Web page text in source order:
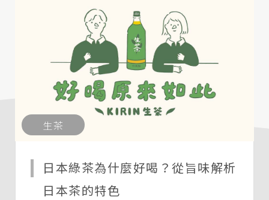
生茶
日本綠茶為什麼好喝？從旨味解析
日本茶的特色